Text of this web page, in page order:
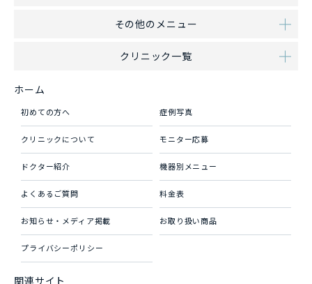
その他のメニュー
クリニック一覧
ホーム
初めての方へ 症例写真
クリニックについて モニター応募
ドクター紹介 機器別メニュー
よくあるご質問 料金表
お知らせ・メディア掲載 お取り扱い商品
プライバシーポリシー
関連サイト